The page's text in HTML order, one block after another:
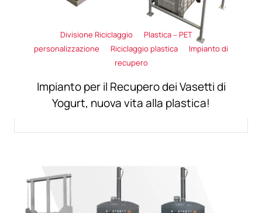
Divisione Riciclaggio
Plastica – PET
personalizzazione
Riciclaggio plastica
Impianto di
recupero
Impianto per il Recupero dei Vasetti di
Yogurt, nuova vita alla plastica!